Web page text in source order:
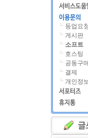
등업요
게시판
소프트
호스팅
공동구매
결제
개인정